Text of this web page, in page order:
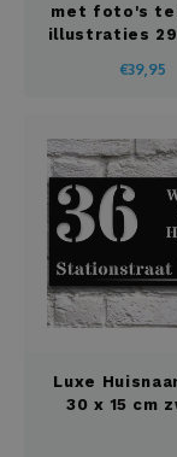
met foto's
illustraties 29
€39,95
Luxe
30 x 15 cm